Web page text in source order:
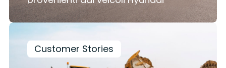
Customer Stories